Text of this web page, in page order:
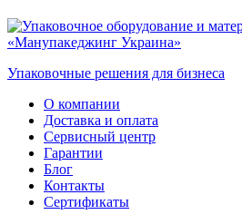
Упаковочные решения для бизнеса
О компании
Доставка и оплата
Сервисный центр
Гарантии
Блог
Контакты
Сертификаты